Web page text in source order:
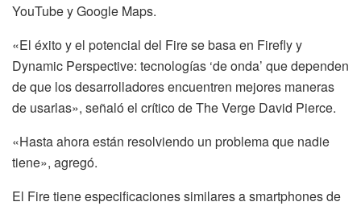
YouTube y Google Maps.
«El éxito y el potencial del Fire se basa en Firefly y
Dynamic Perspective: tecnologías ‘de onda’ que dependen
de que los desarrolladores encuentren mejores maneras
de usarlas», señaló el crítico de The Verge David Pierce.
«Hasta ahora están resolviendo un problema que nadie
tiene», agregó.
El Fire tiene especificaciones similares a smartphones de